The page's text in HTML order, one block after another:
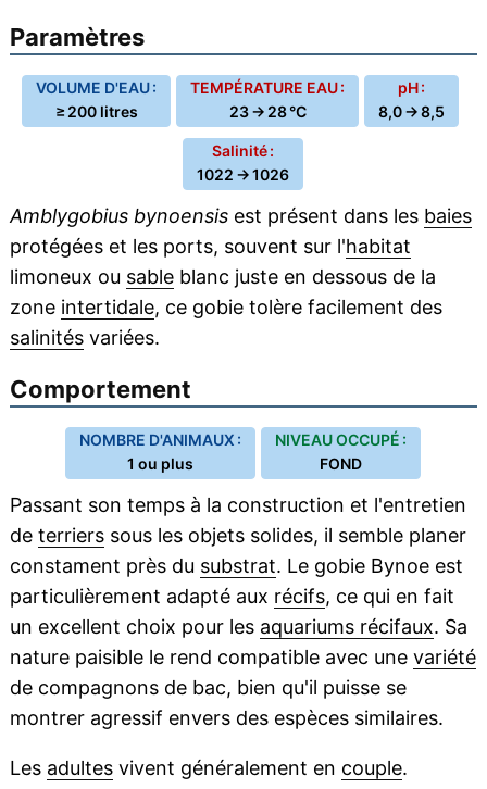
Paramètres
VOLUME D'EAU :
≥ 200 litres
TEMPÉRATURE EAU :
23 → 28 °C
pH :
8,0 → 8,5
Salinité :
1022 → 1026
Amblygobius bynoensisest présent dans les baies
protégées et les ports, souvent sur l'habitat
limoneux ou sableblanc juste en dessous de la
zone intertidale, ce gobie tolère facilement des
salinitésvariées.
Comportement
NOMBRE D'ANIMAUX :
1 ou plus
NIVEAU OCCUPÉ :
FOND
Passant son temps à la construction et l'entretien
de terrierssous les objets solides, il semble planer
constament près du substrat. Le gobie Bynoe est
particulièrement adapté aux récifs, ce qui en fait
un excellent choix pour les aquariums récifaux. Sa
nature paisible le rend compatible avec une variété
de compagnons de bac, bien qu'il puisse se
montrer agressif envers des espèces similaires.
Les adultesvivent généralement en couple.